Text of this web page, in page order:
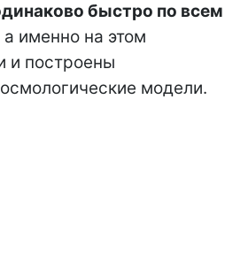
быстро по всем
а именно на этом
и построены
модели.